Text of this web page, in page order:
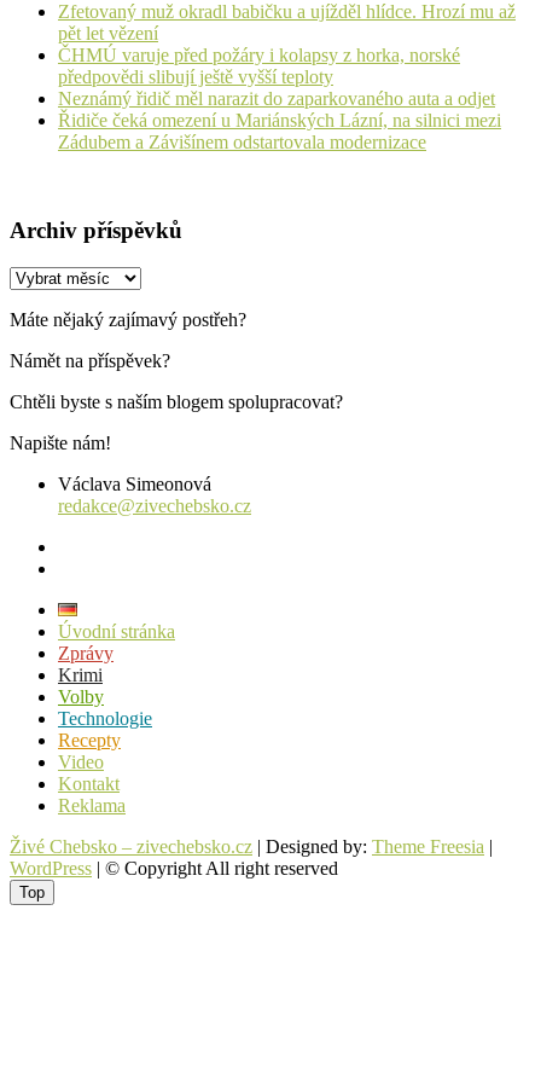
Zfetovaný muž okradl babičku a ujížděl hlídce. Hrozí mu až
pět let vězení
ČHMÚ varuje před požáry i kolapsy z horka, norské
předpovědi slibují ještě vyšší teploty
Neznámý řidič měl narazit do zaparkovaného auta a odjet
Řidiče čeká omezení u Mariánských Lázní, na silnici mezi
Zádubem a Závišínem odstartovala modernizace
Archiv příspěvků
Archiv
Máte nějaký zajímavý postřeh?
Námět na příspěvek?
Chtěli byste s naším blogem spolupracovat?
Napište nám!
Václava Simeonová
redakce@zivechebsko.cz
Úvodní stránka
Zprávy
Krimi
Volby
Technologie
Recepty
Video
Kontakt
Reklama
Živé Chebsko – zivechebsko.cz | Designed by: Theme Freesia |
WordPress | © Copyright All right reserved
Top